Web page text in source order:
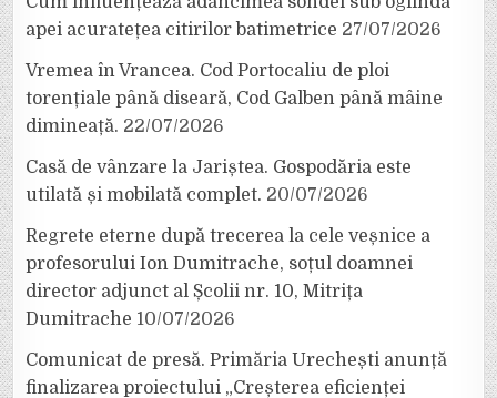
apei acuratețea citirilor batimetrice 27/07/2026
Vremea în Vrancea. Cod Portocaliu de ploi
torențiale până diseară, Cod Galben până mâine
dimineață. 22/07/2026
Casă de vânzare la Jariștea. Gospodăria este
utilată și mobilată complet. 20/07/2026
Regrete eterne după trecerea la cele veșnice a
profesorului Ion Dumitrache, soțul doamnei
director adjunct al Școlii nr. 10, Mitrița
Dumitrache 10/07/2026
Comunicat de presă. Primăria Urechești anunță
finalizarea proiectului „Creșterea eficienței